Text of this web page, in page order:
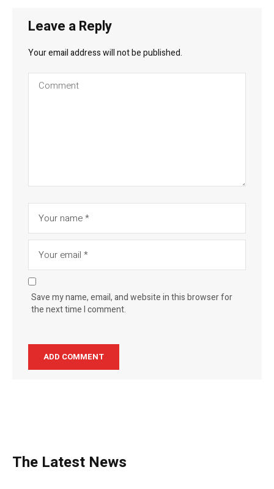
Leave a Reply
Your email address will not be published.
Save my name, email, and website in this browser for
the next time I comment.
The Latest News